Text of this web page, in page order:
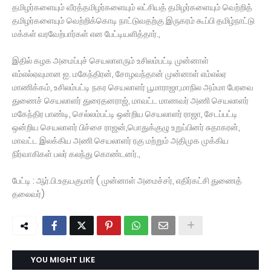
தமிழர்களையும் வீரத்தமிழர்களையும் லட்சியத் தமிழர்களையும் வெற்றித்
தமிழர்களையும் வெற்றிக்கொடி நாட்டுவதற்கு இருகரம் கூப்பி தமிழ்நாட்டு
மக்கள் வரவேற்பார்கள் என பேட்டியளித்தார்.,
இதில் கழக அமைப்புச் செயலாளரும் உசிலம்பட்டி முன்னாள்
எம்எல்ஏவுமான ஐ. மகேந்திரன், சோழவந்தான் முன்னாள் எம்எல்ஏ
மாணிக்கம், உசிலம்பட்டி நகர செயலாளர் பூமாராஜா,மாநில அம்மா பேரவை
துணைச் செயலாளர் துரைதனராஜ், மாவட்ட மாணவர் அணி செயலாளர்
மகேந்திர பாண்டி, செல்லம்பட்டி ஒன்றிய செயலாளர் ராஜா, சேடப்பட்டி
ஒன்றிய செயலாளர் பிச்சை ராஜன்,பொதுக்குழு உறுப்பினர் சுதாகரன்,
மாவட்ட இலக்கிய அணி செயலாளர் ரகு மற்றும் அதிமுக முக்கிய
நிர்வாகிகள் பலர் கலந்து கொண்டனர்.,
பேட்டி : ஆர்.பி.உதயகுமார் ( முன்னாள் அமைச்சர், எதிர்கட்சி துணைத்
தலைவர்)
YOU MIGHT LIKE